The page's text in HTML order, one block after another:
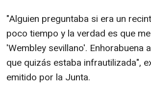
"Alguien preguntaba si era un
poco tiempo y la verdad es que
'Wembley sevillano'.
que quizás estaba infrautilizada",
emitido por la Junta.